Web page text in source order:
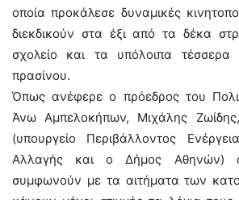
οποία προκάλεσε δυναμικές
διεκδικούν στα έξι από τα δέκα
σχολείο και τα υπόλοιπα
πρασίνου.
Όπως ανέφερε ο πρόεδρος του
Άνω Αμπελοκήπων, Μιχάλης Ζωίδης,
(υπουργείο Περιβάλλοντος
Αλλαγής και ο Δήμος Αθηνών)
συμφωνούν με τα αιτήματα των